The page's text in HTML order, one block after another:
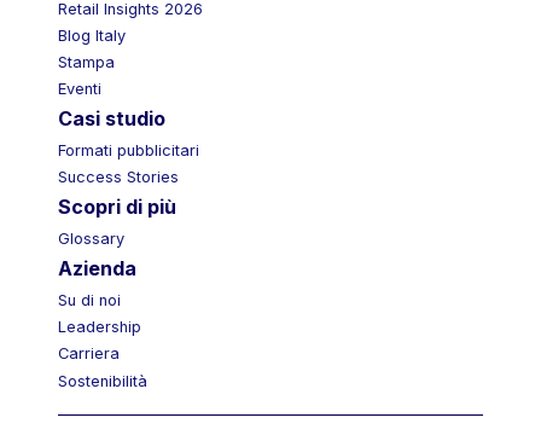
Retail Insights 2026
Blog Italy
Stampa
Eventi
Casi studio
Formati pubblicitari
Success Stories
Scopri di più
Glossary
Azienda
Su di noi
Leadership
Carriera
Sostenibilità